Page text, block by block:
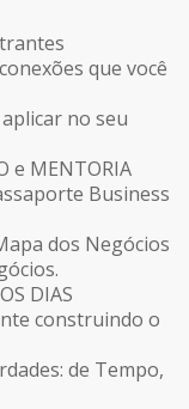
que você
no seu
e MENTORIA
Business
dos Negócios
DIAS
construindo o
de Tempo,